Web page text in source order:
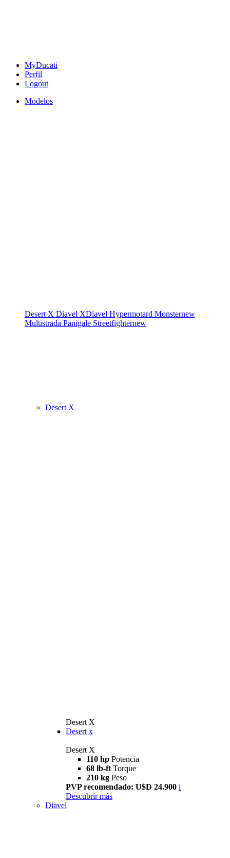
MyDucati
Perfil
Logout
Modelos
Desert X Diavel XDiavel Hypermotard Monsternew
Multistrada Panigale Streetfighternew
Desert X
Desert X
Desert x
Desert X
110 hp Potencia
68 lb-ft Torque
210 kg Peso
PVP recomendado: U$D 24.900 i
Descubrir más
Diavel